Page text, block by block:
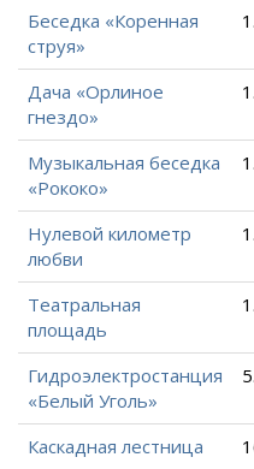
Беседка «Коренная
струя»
Дача «Орлиное
гнездо»
Музыкальная беседка
«Рококо»
Нулевой километр
любви
Театральная
площадь
Гидроэлектростанция
«Белый Уголь»
Каскадная лестница